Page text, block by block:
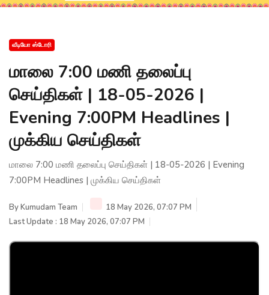
வீடியோ ஸ்டோரி
மாலை 7:00 மணி தலைப்பு
செய்திகள் | 18-05-2026 |
Evening 7:00PM Headlines |
முக்கிய செய்திகள்
மாலை 7:00 மணி தலைப்பு செய்திகள் | 18-05-2026 | Evening
7:00PM Headlines | முக்கிய செய்திகள்
ByKumudam Team
18 May 2026, 07:07 PM
Last Update : 18 May 2026, 07:07 PM